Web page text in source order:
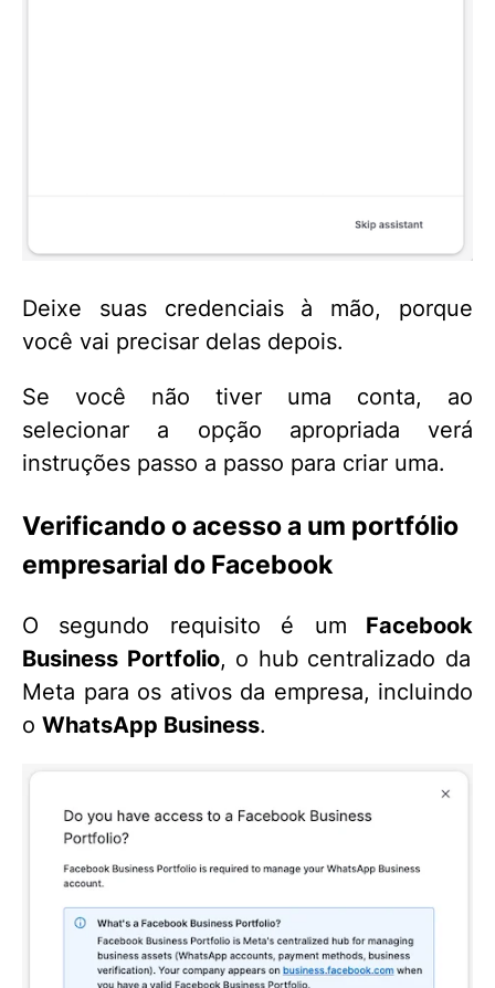
Deixe suas credenciais à mão, porque
você vai precisar delas depois.
Se você não tiver uma conta, ao
selecionar a opção apropriada verá
instruções passo a passo para criar uma.
Verificando o acesso a um portfólio
empresarial do Facebook
O segundo requisito é um Facebook
Business Portfolio, o hub centralizado da
Meta para os ativos da empresa, incluindo
o WhatsApp Business.